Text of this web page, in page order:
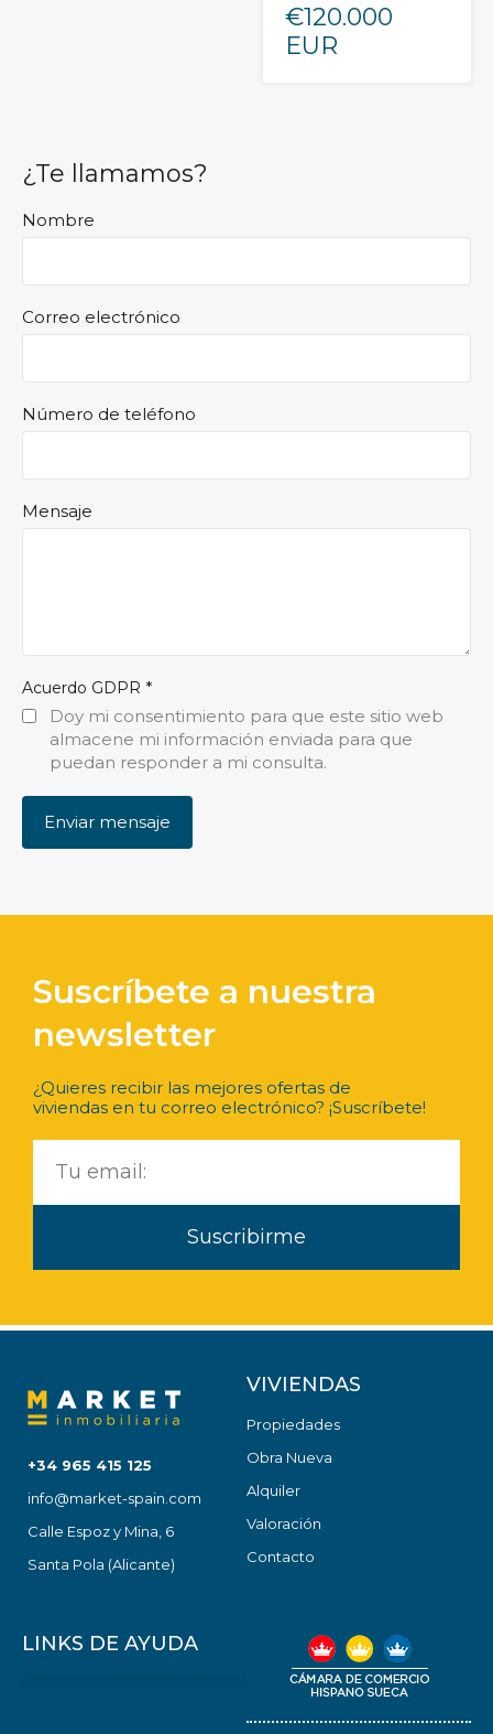
€120.000
EUR
¿Te llamamos?
Nombre
Correo electrónico
Número de teléfono
Mensaje
Acuerdo GDPR *
Doy mi consentimiento para que este sitio web
almacene mi información enviada para que
puedan responder a mi consulta.
Suscríbete a nuestra
newsletter
¿Quieres recibir las mejores ofertas de
viviendas en tu correo electrónico? ¡Suscríbete!
Suscribirme
+34 965 415 125
info@market-spain.com
Calle Espoz y Mina, 6
Santa Pola (Alicante)
VIVIENDAS
Propiedades
Obra Nueva
Alquiler
Valoración
Contacto
LINKS DE AYUDA